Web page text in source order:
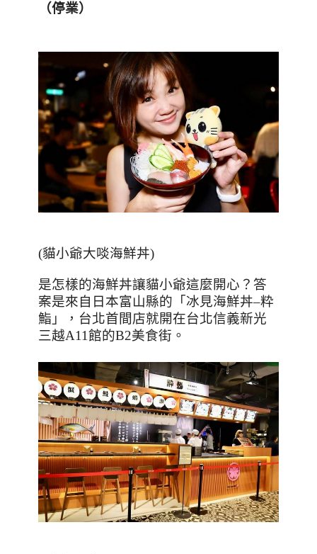
（停業）
(貓小爺大啖海鮮丼)
是怎樣的海鮮丼讓貓小爺這麼開心？答
案是來自日本富山縣的「冰見海鮮丼–粋
鮨」，台北首間店就開在台北信義新光
三越A11館的B2美食街。